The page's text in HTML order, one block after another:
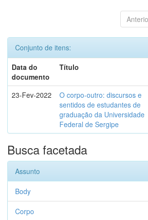
Conjunto de itens:
Data do
documento
Título
23-Fev-2022
O corpo-outro: discursos e
sentidos de estudantes de
graduação da Universidade
Federal de Sergipe
Busca facetada
Assunto
Body
Corpo